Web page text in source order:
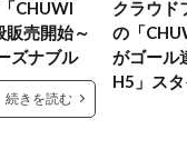
CHUWI
売開始～
ズナブル
続きを読む
クラウド
の「
がゴール
H5」ス